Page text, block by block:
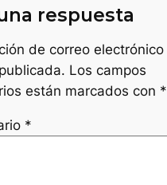
respuesta
de correo electrónico
Los campos
están marcados con *
*